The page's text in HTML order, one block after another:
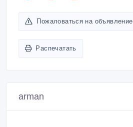
Пожаловаться на объявление
Распечатать
arman